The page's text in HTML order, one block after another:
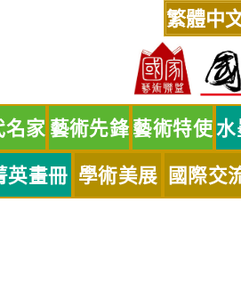
繁體中
名家 藝術先鋒藝術特使水
英畫冊 學術美展 國際交